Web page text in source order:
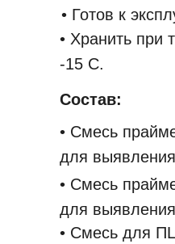
CE-IVD.
Артикул:
COM401-Z
Состав:
• Смесь
для
• Смесь
для
• Готов к
• Хранить при
-15 С.
• Смесь для